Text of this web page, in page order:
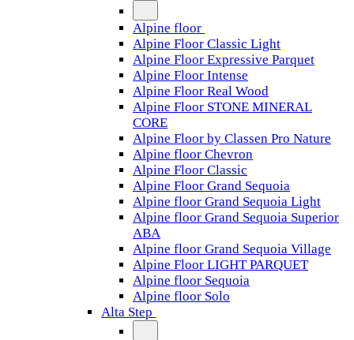
Alpine floor
Alpine Floor Classic Light
Alpine Floor Expressive Parquet
Alpine Floor Intense
Alpine Floor Real Wood
Alpine Floor STONE MINERAL
CORE
Alpine Floor by Classen Pro Nature
Alpine floor Chevron
Alpine Floor Classic
Alpine Floor Grand Sequoia
Alpine floor Grand Sequoia Light
Alpine floor Grand Sequoia Superior
ABA
Alpine floor Grand Sequoia Village
Alpine Floor LIGHT PARQUET
Alpine floor Sequoia
Alpine floor Solo
Alta Step